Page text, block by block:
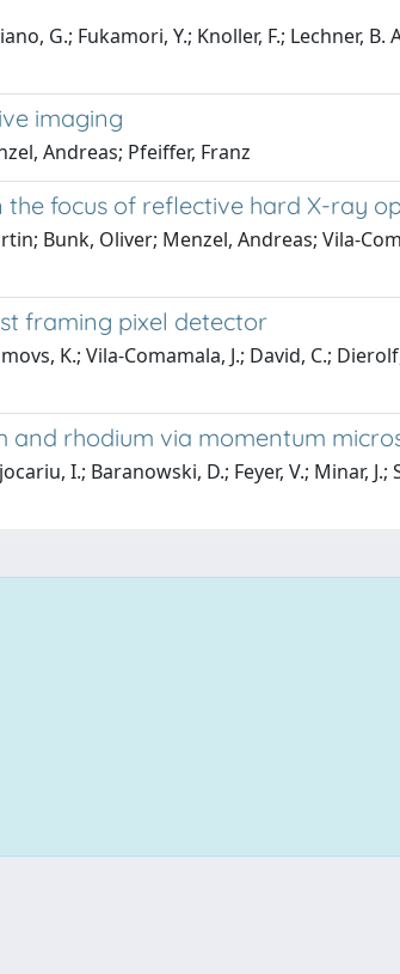
G.; Fukamori, Y.; Knoller, F.; Lechner, B.
imaging
Andreas; Pfeiffer, Franz
focus of reflective hard X-ray
Bunk, Oliver; Menzel, Andreas; Vila-
framing pixel detector
K.; Vila-Comamala, J.; David, C.;
rhodium via momentum
I.; Baranowski, D.; Feyer, V.; Minar, J.;